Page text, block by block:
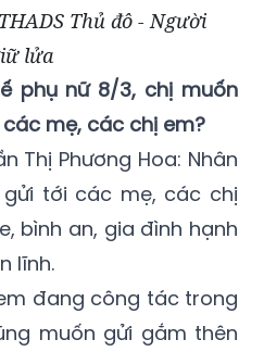
Thủ đô - Người
lửa
phụ nữ 8/3, chị muốn
mẹ, các chị em?
Thị Phương Hoa: Nhân
tới các mẹ, các chị
bình an, gia đình hạnh
lĩnh.
đang công tác trong
muốn gửi gắm thên